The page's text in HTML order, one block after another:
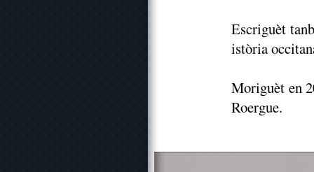
Escriguèt
istòria
Moriguèt en
Roergue.